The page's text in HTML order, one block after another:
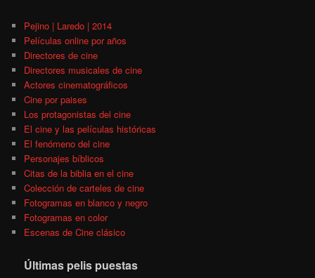
Pejino | Laredo | 2014
Películas online por años
Directores de cine
Directores musicales de cine
Actores cinematográficos
Cine por paises
Los protagonistas del cine
El cine y las películas históricas
El fenómeno del cine
Personajes bíblicos
Citas de la biblia en el cine
Colección de carteles de cine
Fotogramas en blanco y negro
Fotogramas en color
Escenas de Cine clásico
Últimas pelis puestas